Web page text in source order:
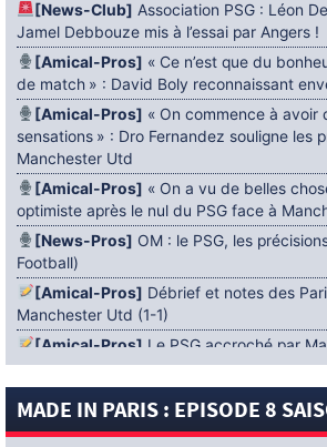
[News-Club] Association PSG : Léon
Jamel Debbouze mis à l’essai par Angers !
[Amical-Pros] « Ce n’est que du
de match » : David Boly reconnaissant
[Amical-Pros] « On commence à avoir
sensations » : Dro Fernandez souligne les
Manchester Utd
[Amical-Pros] « On a vu de belles
optimiste après le nul du PSG face à
[News-Pros] OM : le PSG, les
Football)
[Amical-Pros] Débrief et notes des
Manchester Utd (1-1)
[Amical-Pros] Le PSG accroché par
5 AOÛT 2026
MADE IN PARIS : EPISODE 8